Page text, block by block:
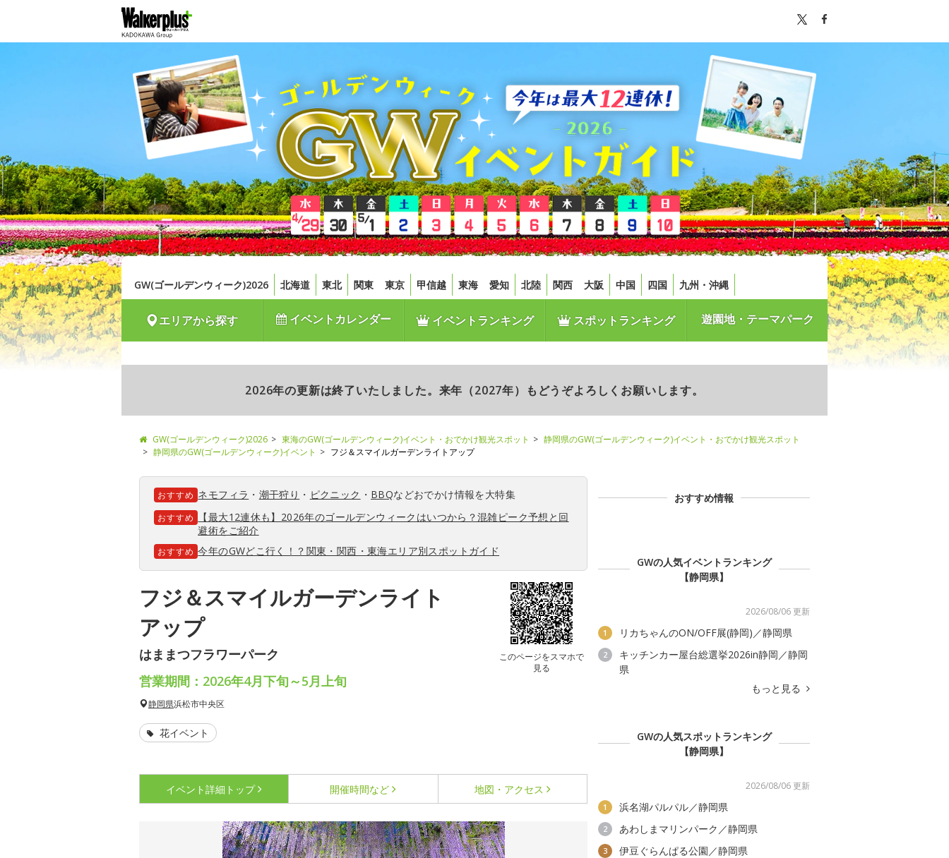
GW(ゴールデンウィーク)2026 北海道 東北 関東 東京 甲信越 東海 愛知 北陸 関西 大阪 中国 四国 九州・沖縄
エリアから探す イベントカレンダー イベントランキング スポットランキング 遊園地・テーマパーク
2026年の更新は終了いたしました。来年（2027年）もどうぞよろしくお願いします。
GW(ゴールデンウィーク)2026 東海のGW(ゴールデンウィーク)イベント・おでかけ観光スポット
静岡県のGW(ゴールデンウィーク)イベント・おでかけ観光スポット
静岡県のGW(ゴールデンウィーク)イベント
フジ＆スマイルガーデンライトアップ
おすすめ ネモフィラ ・ 潮干狩り ・ ピクニック ・ BBQなどおでかけ情報を大特集
おすすめ
【最大12連休も】2026年のゴールデンウィークはいつから？混雑ピーク予想と回
避術をご紹介
おすすめ 今年のGWどこ行く！？関東・関西・東海エリア別スポットガイド
フジ＆スマイルガーデンライト
アップ
はままつフラワーパーク
このページをスマホで
見る
営業期間：2026年4月下旬～5月上旬
静岡県浜松市中央区
花イベント
イベント詳細 トップ 開催時間など 地図・アクセス
おすすめ情報
GWの人気イベントランキング
【静岡県】
2026/08/06 更新
1 リカちゃんのON/OFF展(静岡)／静岡県
2
キッチンカー屋台総選挙2026in静岡／静岡
県
もっと見る
GWの人気スポットランキング
【静岡県】
2026/08/06 更新
1 浜名湖パルパル／静岡県
2 あわしまマリンパーク／静岡県
3 伊豆ぐらんぱる公園／静岡県